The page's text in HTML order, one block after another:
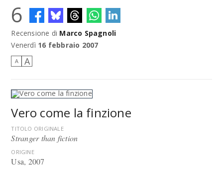
NETFLIX SADIE SINK STAR TREK: STRANGE NEW WORLDS
6
Recensione di Marco Spagnoli
Venerdì 16 febbraio 2007
A A
Vero come la finzione
TITOLO ORIGINALE
Stranger than fiction
ORIGINE
Usa, 2007